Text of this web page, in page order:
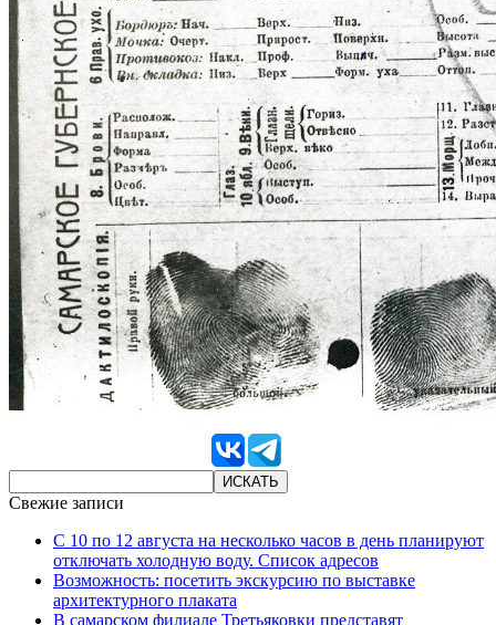
Свежие записи
С 10 по 12 августа на несколько часов в день планируют
отключать холодную воду. Список адресов
Возможность: посетить экскурсию по выставке
архитектурного плаката
В самарском филиале Третьяковки представят